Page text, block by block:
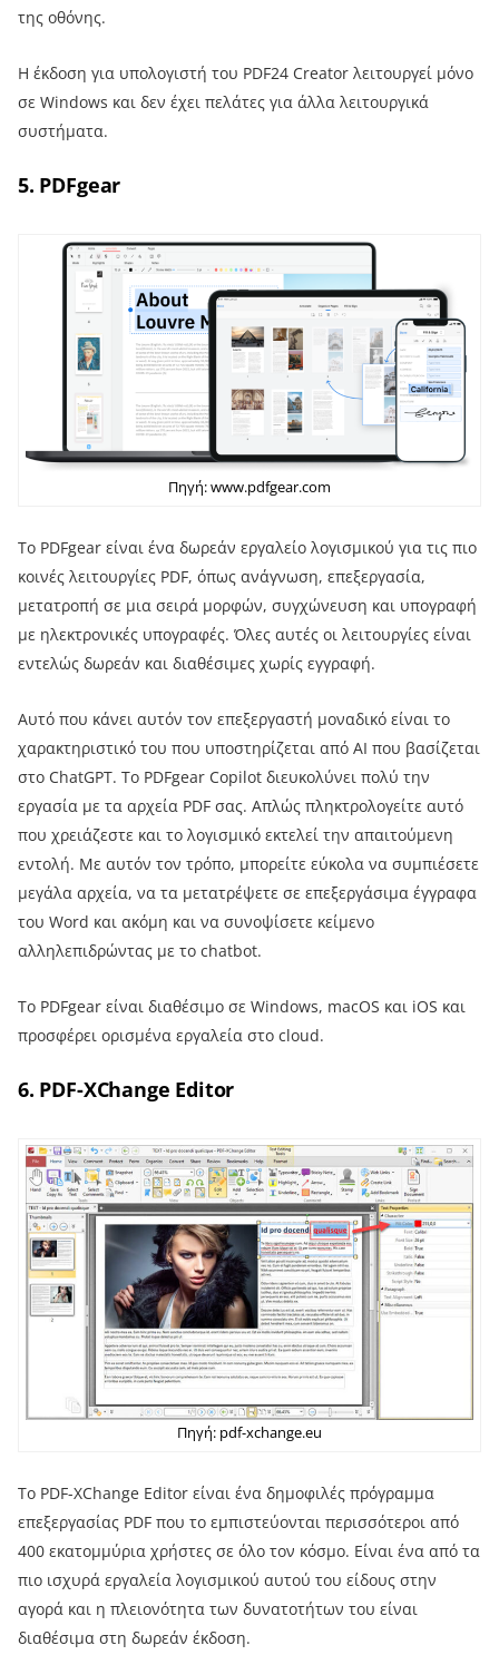
της οθόνης.
Η έκδοση για υπολογιστή του PDF24 Creator λειτουργεί μόνο
σε Windows και δεν έχει πελάτες για άλλα λειτουργικά
συστήματα.
5. PDFgear
Πηγή: www.pdfgear.com
Το PDFgear είναι ένα δωρεάν εργαλείο λογισμικού για τις πιο
κοινές λειτουργίες PDF, όπως ανάγνωση, επεξεργασία,
μετατροπή σε μια σειρά μορφών, συγχώνευση και υπογραφή
με ηλεκτρονικές υπογραφές. Όλες αυτές οι λειτουργίες είναι
εντελώς δωρεάν και διαθέσιμες χωρίς εγγραφή.
Αυτό που κάνει αυτόν τον επεξεργαστή μοναδικό είναι το
χαρακτηριστικό του που υποστηρίζεται από AI που βασίζεται
στο ChatGPT. Το PDFgear Copilot διευκολύνει πολύ την
εργασία με τα αρχεία PDF σας. Απλώς πληκτρολογείτε αυτό
που χρειάζεστε και το λογισμικό εκτελεί την απαιτούμενη
εντολή. Με αυτόν τον τρόπο, μπορείτε εύκολα να συμπιέσετε
μεγάλα αρχεία, να τα μετατρέψετε σε επεξεργάσιμα έγγραφα
του Word και ακόμη και να συνοψίσετε κείμενο
αλληλεπιδρώντας με το chatbot.
Το PDFgear είναι διαθέσιμο σε Windows, macOS και iOS και
προσφέρει ορισμένα εργαλεία στο cloud.
6. PDF-XChange Editor
Πηγή: pdf-xchange.eu
Το PDF-XChange Editor είναι ένα δημοφιλές πρόγραμμα
επεξεργασίας PDF που το εμπιστεύονται περισσότεροι από
400 εκατομμύρια χρήστες σε όλο τον κόσμο. Είναι ένα από τα
πιο ισχυρά εργαλεία λογισμικού αυτού του είδους στην
αγορά και η πλειονότητα των δυνατοτήτων του είναι
διαθέσιμα στη δωρεάν έκδοση.